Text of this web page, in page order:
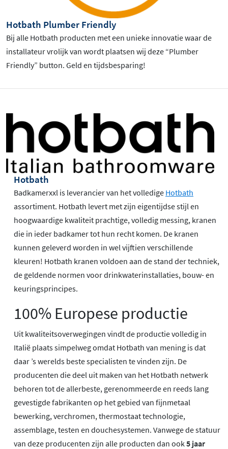
Hotbath Plumber Friendly
Bij alle Hotbath producten met een unieke innovatie waar de
installateur vrolijk van wordt plaatsen wij deze “Plumber
Friendly” button. Geld en tijdsbesparing!
Hotbath
Badkamerxxl is leverancier van het volledige Hotbath
assortiment. Hotbath levert met zijn eigentijdse stijl en
hoogwaardige kwaliteit prachtige, volledig messing, kranen
die in ieder badkamer tot hun recht komen. De kranen
kunnen geleverd worden in wel vijftien verschillende
kleuren! Hotbath kranen voldoen aan de stand der techniek,
de geldende normen voor drinkwaterinstallaties, bouw- en
keuringsprincipes.
100% Europese productie
Uit kwaliteitsoverwegingen vindt de productie volledig in
Italië plaats simpelweg omdat Hotbath van mening is dat
daar ’s werelds beste specialisten te vinden zijn. De
producenten die deel uit maken van het Hotbath netwerk
behoren tot de allerbeste, gerenommeerde en reeds lang
gevestigde fabrikanten op het gebied van fijnmetaal
bewerking, verchromen, thermostaat technologie,
assemblage, testen en douchesystemen. Vanwege de statuur
van deze producenten zijn alle producten dan ook5 jaar